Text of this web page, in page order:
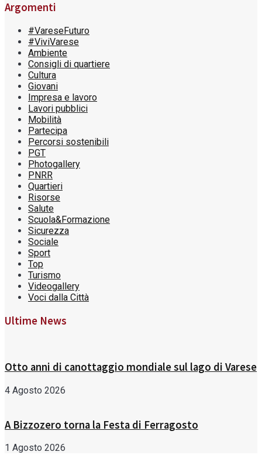
Argomenti
#VareseFuturo
#ViviVarese
Ambiente
Consigli di quartiere
Cultura
Giovani
Impresa e lavoro
Lavori pubblici
Mobilità
Partecipa
Percorsi sostenibili
PGT
Photogallery
PNRR
Quartieri
Risorse
Salute
Scuola&Formazione
Sicurezza
Sociale
Sport
Top
Turismo
Videogallery
Voci dalla Città
Ultime News
Otto anni di canottaggio mondiale sul lago di Varese
4 Agosto 2026
A Bizzozero torna la Festa di Ferragosto
1 Agosto 2026